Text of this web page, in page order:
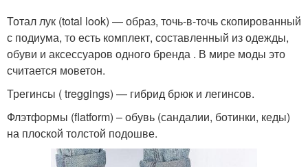
Тотал лук (total look) — образ, точь-в-точь скопированный
с подиума, то есть комплект, составленный из одежды,
обуви и аксессуаров одного бренда . В мире моды это
считается моветон.
Трегинсы ( treggings) — гибрид брюк и легинсов.
Флэтформы (flatform) – обувь (сандалии, ботинки, кеды)
на плоской толстой подошве.